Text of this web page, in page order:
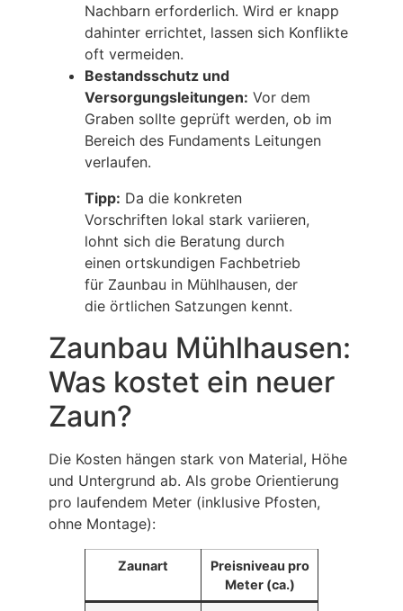
Nachbarn erforderlich. Wird er knapp
dahinter errichtet, lassen sich Konflikte
oft vermeiden.
Bestandsschutz und
Versorgungsleitungen: Vor dem
Graben sollte geprüft werden, ob im
Bereich des Fundaments Leitungen
verlaufen.
Tipp: Da die konkreten
Vorschriften lokal stark variieren,
lohnt sich die Beratung durch
einen ortskundigen Fachbetrieb
für Zaunbau in Mühlhausen, der
die örtlichen Satzungen kennt.
Zaunbau Mühlhausen:
Was kostet ein neuer
Zaun?
Die Kosten hängen stark von Material, Höhe
und Untergrund ab. Als grobe Orientierung
pro laufendem Meter (inklusive Pfosten,
ohne Montage):
Zaunart
Preisniveau pro
Meter (ca.)